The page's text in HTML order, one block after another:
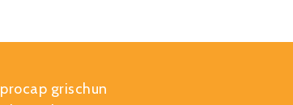
procap grischun